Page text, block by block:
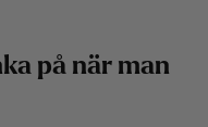
på när man